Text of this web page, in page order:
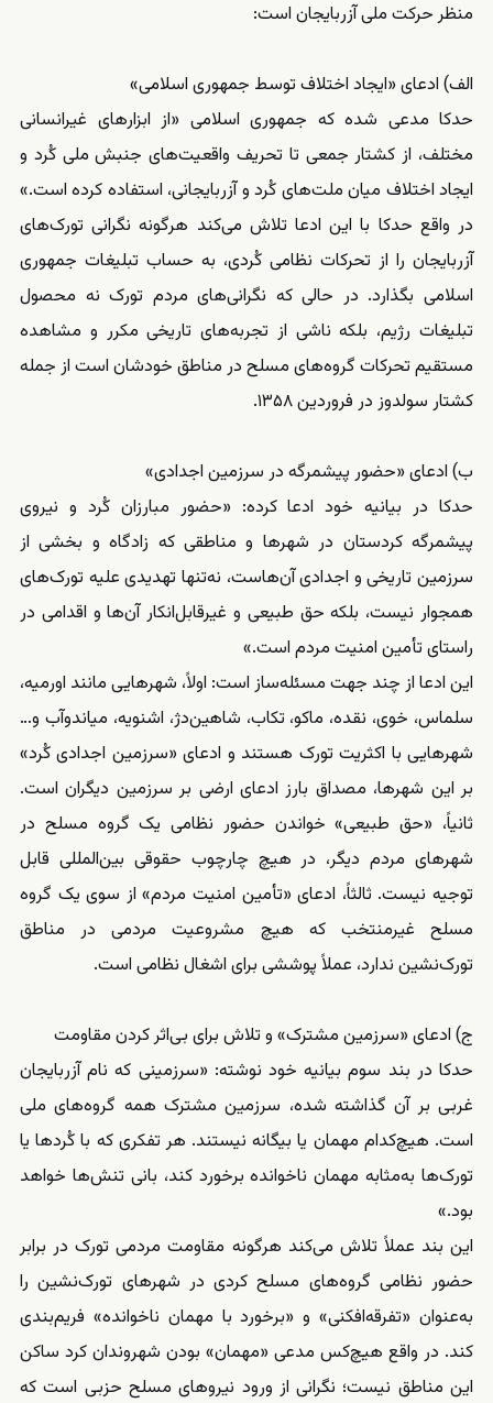
منظر حرکت ملی آزربایجان است:
الف) ادعای «ایجاد اختلاف توسط جمهوری اسلامی»
حدکا مدعی شده که جمهوری اسلامی «از ابزارهای غیرانسانی
مختلف، از کشتار جمعی تا تحریف واقعیت‌های جنبش ملی کُرد و
ایجاد اختلاف میان ملت‌های کُرد و آزربایجانی، استفاده کرده است.»
در واقع حدکا با این ادعا تلاش می‌کند هرگونه نگرانی تورک‌های
آزربایجان را از تحرکات نظامی کُردی، به حساب تبلیغات جمهوری
اسلامی بگذارد. در حالی که نگرانی‌های مردم تورک نه محصول
تبلیغات رژیم، بلکه ناشی از تجربه‌های تاریخی مکرر و مشاهده
مستقیم تحرکات گروه‌های مسلح در مناطق خودشان است از جمله
کشتار سولدوز در فروردین ۱۳۵۸.
ب) ادعای «حضور پیشمرگه در سرزمین اجدادی»
حدکا در بیانیه خود ادعا کرده: «حضور مبارزان کُرد و نیروی
پیشمرگه کردستان در شهرها و مناطقی که زادگاه و بخشی از
سرزمین تاریخی و اجدادی آن‌هاست، نه‌تنها تهدیدی علیه تورک‌های
همجوار نیست، بلکه حق طبیعی و غیرقابل‌انکار آن‌ها و اقدامی در
راستای تأمین امنیت مردم است.»
این ادعا از چند جهت مسئله‌ساز است: اولاً، شهرهایی مانند اورمیه،
سلماس، خوی، نقده، ماکو، تکاب، شاهین‌دژ، اشنویه، میاندوآب و…
شهرهایی با اکثریت تورک هستند و ادعای «سرزمین اجدادی کُرد»
بر این شهرها، مصداق بارز ادعای ارضی بر سرزمین دیگران است.
ثانیاً، «حق طبیعی» خواندن حضور نظامی یک گروه مسلح در
شهرهای مردم دیگر، در هیچ چارچوب حقوقی بین‌المللی قابل
توجیه نیست. ثالثاً، ادعای «تأمین امنیت مردم» از سوی یک گروه
مسلح غیرمنتخب که هیچ مشروعیت مردمی در مناطق
تورک‌نشین ندارد، عملاً پوششی برای اشغال نظامی است.
ج) ادعای «سرزمین مشترک» و تلاش برای بی‌اثر کردن مقاومت
حدکا در بند سوم بیانیه خود نوشته: «سرزمینی که نام آزربایجان
غربی بر آن گذاشته شده، سرزمین مشترک همه گروه‌های ملی
است. هیچ‌کدام مهمان یا بیگانه نیستند. هر تفکری که با کُردها یا
تورک‌ها به‌مثابه مهمان ناخوانده برخورد کند، بانی تنش‌ها خواهد
بود.»
این بند عملاً تلاش می‌کند هرگونه مقاومت مردمی تورک در برابر
حضور نظامی گروه‌های مسلح کردی در شهرهای تورک‌نشین را
به‌عنوان «تفرقه‌افکنی» و «برخورد با مهمان ناخوانده» فریم‌بندی
کند. در واقع هیچ‌کس مدعی «مهمان» بودن شهروندان کرد ساکن
این مناطق نیست؛ نگرانی از ورود نیروهای مسلح حزبی است که